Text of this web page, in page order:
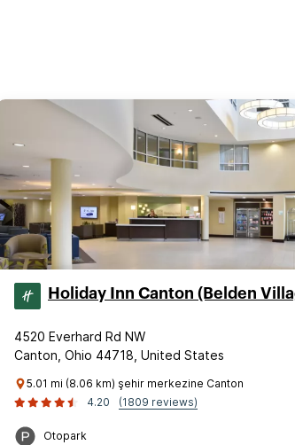
Holiday Inn Canton (Belden
4520 Everhard Rd NW
Canton, Ohio 44718, United States
5.01 mi (8.06 km) şehir merkezine Canton
4.20
(1809 reviews)
Otopark